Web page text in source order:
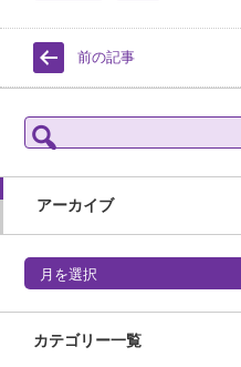
前の記事
検
索:
アーカイブ
アーカイブ
カテゴリー一覧